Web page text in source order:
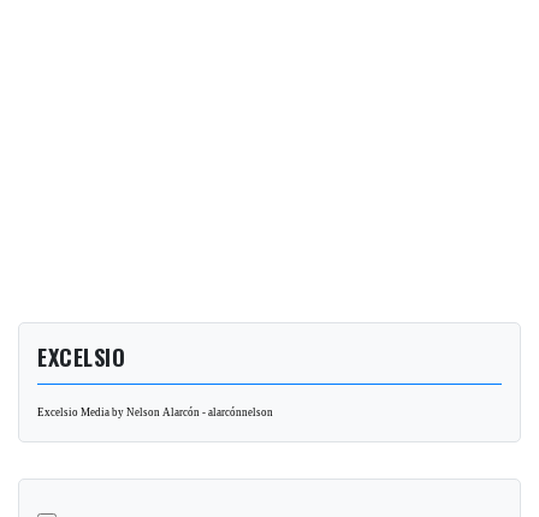
EXCELSIO
Excelsio Media by Nelson Alarcón - alarcónnelson